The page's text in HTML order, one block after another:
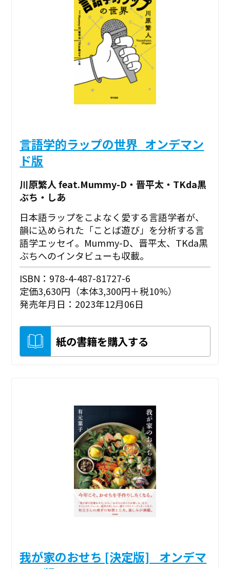
言語学的ラップの世界_オンデマン
ド版
川原繁人 feat.Mummy-D・晋平太・TKda黒
ぶち・しあ
日本語ラップをこよなく愛する言語学者が、
韻に込められた「ことば遊び」を分析する言
語学エッセイ。Mummy-D、晋平太、TKda黒
ぶちへのインタビューも収載。
ISBN：978-4-487-81727-6
定価3,630円（本体3,300円＋税10%）
発売年月日：2023年12月06日
紙の書籍を購入する
我が家のおせち [決定版] _オンデマ